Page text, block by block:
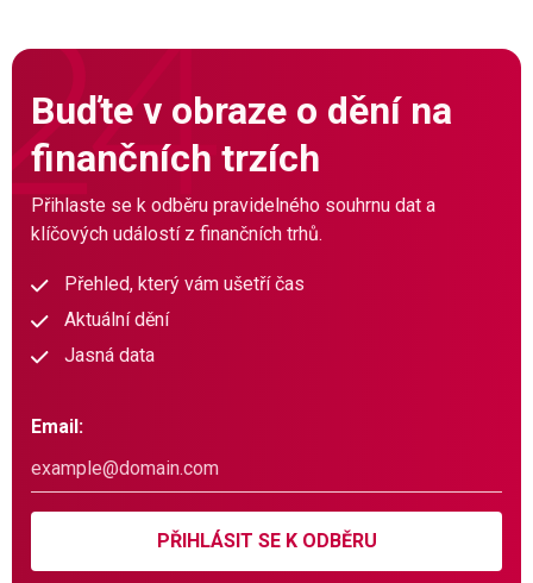
Buďte v obraze o dění na
finančních trzích
Přihlaste se k odběru pravidelného souhrnu dat a
klíčových událostí z finančních trhů.
Přehled, který vám ušetří čas
Aktuální dění
Jasná data
Email:
PŘIHLÁSIT SE K ODBĚRU